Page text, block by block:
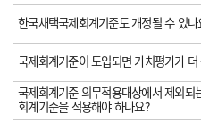
한국채택국제회계기준도 개정될 수 있나
국제회계기준이 도입되면 가치평가가 더
국제회계기준 의무적용대상에서 제외되
회계기준을 적용해야 하나요?